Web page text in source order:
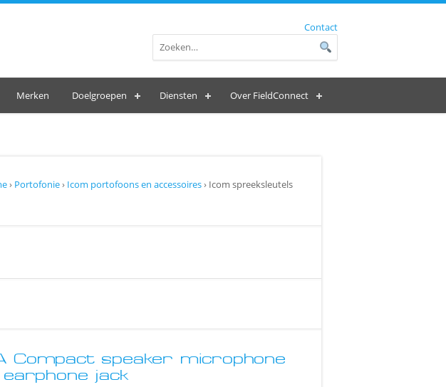
Contact
Merken Doelgroepen Diensten Over FieldConnect
› Portofonie› Icom portofoons en accessoires› Icom spreeksleutels
Compact speaker microphone
jack